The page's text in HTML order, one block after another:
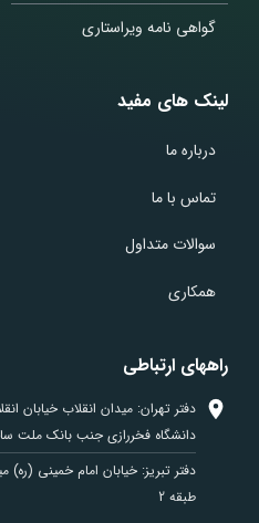
گواهی نامه ویراستاری
لینک های مفید
درباره ما
تماس با ما
سوالات متداول
همکاری
راههای ارتباطی
دفتر تهران: میدان انقلاب خیابان
دانشگاه فخررازی جنب بانک ملت ساختمان
دفتر تبریز: خیابان امام خمینی
طبقه 2